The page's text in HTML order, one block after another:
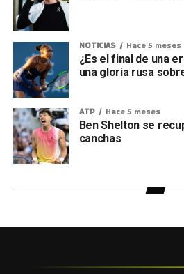
NOTICIAS Hace 5 meses
¿Es el final de una
una gloria rusa
ATP Hace 5 meses
Ben Shelton se
canchas